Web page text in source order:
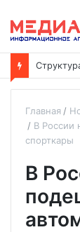
Главная
В России
спорткары
В